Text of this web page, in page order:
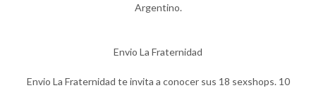
Argentino.
Envio La Fraternidad
Envio La Fraternidad te invita a conocer sus 18 sexshops. 10